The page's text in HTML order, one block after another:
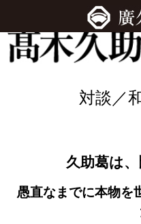
対談／
久助葛は、
愚直なまでに本物を